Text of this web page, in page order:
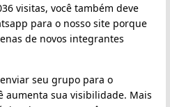
visitas, você também deve
para o nosso site porque
de novos integrantes
seu grupo para o
aumenta sua visibilidade. Mais